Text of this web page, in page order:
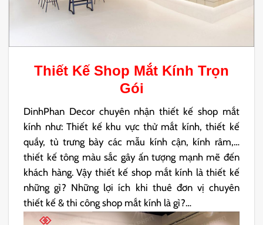
Thiết Kế Shop Mắt Kính Trọn
Gói
DinhPhan Decor chuyên nhận thiết kế shop mắt
kính như: Thiết kế khu vực thử mắt kính, thiết kế
quầy, tủ trưng bày các mẫu kính cận, kính râm,…
thiết kế tông màu sắc gây ấn tượng mạnh mẽ đến
khách hàng. Vậy thiết kế shop mắt kính là thiết kế
những gì? Những lợi ích khi thuê đơn vị chuyên
thiết kế & thi công shop mắt kính là gì?…